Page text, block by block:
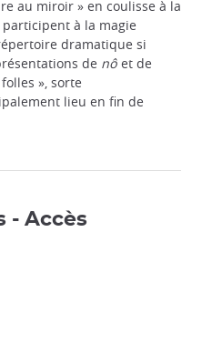
au miroir » en coulisse à la
participent à la magie
dramatique si
de nô et de
», sorte
lieu en fin de
- Accès